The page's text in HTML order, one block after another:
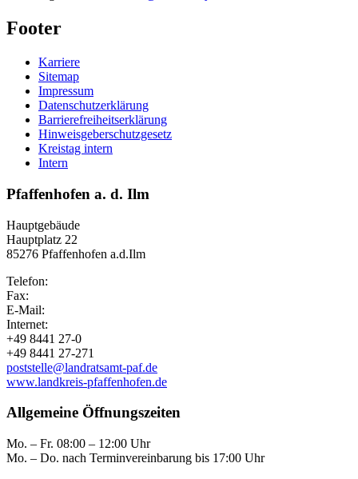
Footer
Karriere
Sitemap
Impressum
Datenschutzerklärung
Barrierefreiheitserklärung
Hinweisgeberschutzgesetz
Kreistag intern
Intern
Pfaffenhofen a. d. Ilm
Hauptgebäude
Hauptplatz 22
85276 Pfaffenhofen a.d.Ilm
Telefon:
Fax:
E-Mail:
Internet:
+49 8441 27-0
+49 8441 27-271
poststelle@landratsamt-paf.de
www.landkreis-pfaffenhofen.de
Allgemeine Öffnungszeiten
Mo. – Fr. 08:00 – 12:00 Uhr
Mo. – Do. nach Terminvereinbarung bis 17:00 Uhr